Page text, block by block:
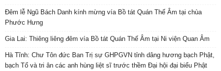
Đêm lễ Ngũ Bách Danh kính mừng vía Bồ tát Quán Thế Âm tại chùa
Phước Hưng
Gia Lai: Thiêng liêng đêm vía Bồ tát Quán Thế Âm tại Ni viện Quan Âm
Hà Tĩnh: Chư Tôn đức Ban Trị sự GHPGVN tỉnh dâng hương bạch Phật,
bạch Tổ và tri ân các anh hùng liệt sĩ trước thềm Đại hội đại biểu Phật